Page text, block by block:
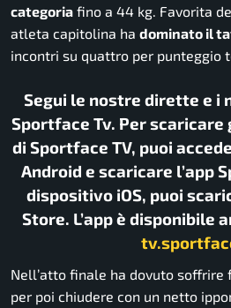
categoria fino a 44 kg. Favorita
atleta capitolina ha dominato il
incontri su quattro per punteggio
Segui le nostre dirette e i
Sportface Tv. Per scaricare
di Sportface TV, puoi
Android e scaricare l’app
dispositivo iOS, puoi
Store. L’app è disponibile
Nell’atto finale ha dovuto soffrire
per poi chiudere con un netto